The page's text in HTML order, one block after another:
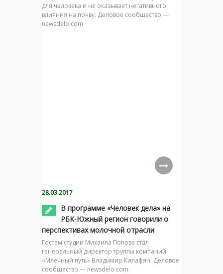
для человека и не оказывает негативного
влияния на почву. Деловое сообщество —
newsdelo.com
28.03.2017
В программе «Человек дела» на
РБК-Южный регион говорили о
перспективах молочной отрасли
Гостем студии Михаила Попова стал
генеральный директор группы компаний
«Млечный путь» Владимир Килафян. Деловое
сообщество — newsdelo.com